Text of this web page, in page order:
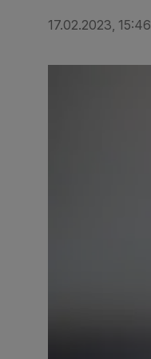
17.02.2023, 15:46